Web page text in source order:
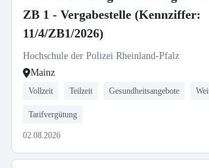
ZB 1 - Vergabestelle (Kennziffer:
11/4/ZB1/2026)
Hochschule der Polizei Rheinland-Pfalz
Mainz
Vollzeit Teilzeit Gesundheitsangebote
Tarifvergütung
02.08.2026